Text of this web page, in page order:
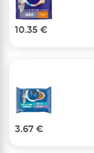
10.35 €
3.67 €